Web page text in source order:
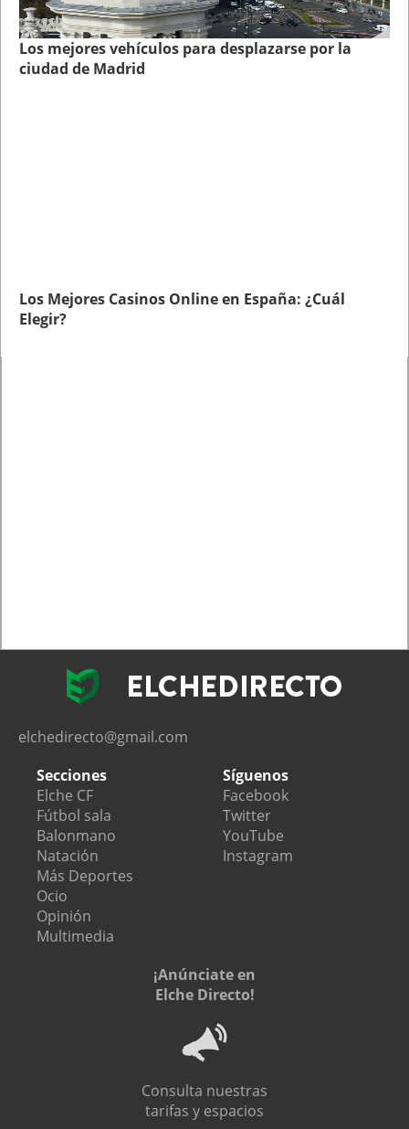
Los mejores vehículos para desplazarse por la
ciudad de Madrid
Los Mejores Casinos Online en España: ¿Cuál
Elegir?
elchedirecto@gmail.com
Secciones
Elche CF
Fútbol sala
Balonmano
Natación
Más Deportes
Ocio
Opinión
Multimedia
Síguenos
Facebook
Twitter
YouTube
Instagram
¡Anúnciate en
Elche Directo!
Consulta nuestras
tarifas y espacios